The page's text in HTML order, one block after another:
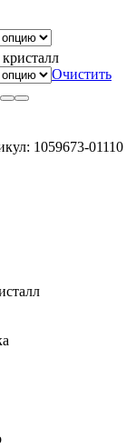
Очистить
1059673-01110